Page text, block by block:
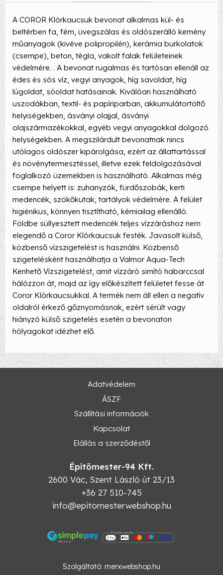
A COROR Klórkaucsuk bevonat alkalmas kül- és
beltérben fa, fém, üvegszálas és oldószerálló kemény
műanyagok (kivéve polipropilén), kerámia burkolatok
(csempe), beton, tégla, vakolt falak felületeinek
védelmére. . A bevonat rugalmas és tartósan ellenáll az
édes és sós víz, vegyi anyagok, híg savoldat, híg
lúgoldat, sóoldat hatásainak. Kiválóan használható
uszodákban, textil- és papíriparban, akkumulátortöltő
helyiségekben, ásványi olajjal, ásványi
olajszármazékokkal, egyéb vegyi anyagokkal dolgozó
helységekben. A megszilárdult bevonatnak nincs
utólagos oldószer kipárolgása, ezért az állattartással
és növénytermesztéssel, illetve ezek feldolgozásával
foglalkozó üzemekben is használható. Alkalmas még
csempe helyett is: zuhanyzók, fürdőszobák, kerti
medencék, szökőkutak, tartályok védelmére. A felület
higiénikus, könnyen tisztítható, kémiailag ellenálló.
Földbe süllyesztett medencék teljes vízzáráshoz nem
elegendő a Coror Klórkaucsuk festék. Javasolt külső,
közbenső vízszigetelést is használni. Közbenső
szigetelésként használhatja a Valmor Aqua-Tech
Kenhető Vízszigetelést, amit vízzáró simító habarccsal
hálózzon át, majd az így előkészített felületet fesse át
Coror Klórkaucsukkal. A termék nem áll ellen a negatív
oldalról érkező gőznyomásnak, ezért sérült vagy
hiányzó külső szigetelés esetén a bevonaton
hólyagokat idézhet elő.
Adatvédelem
ÁSZF
Szállítási információk
Kapcsolat
Elállás a szerződéstől
Építőmester-94 Kft.
2600 Vác, Szent László út 23/13
+36 27 510-745
info@epitomesterwebshop.hu
Szolgáltató: merxwebshop.hu